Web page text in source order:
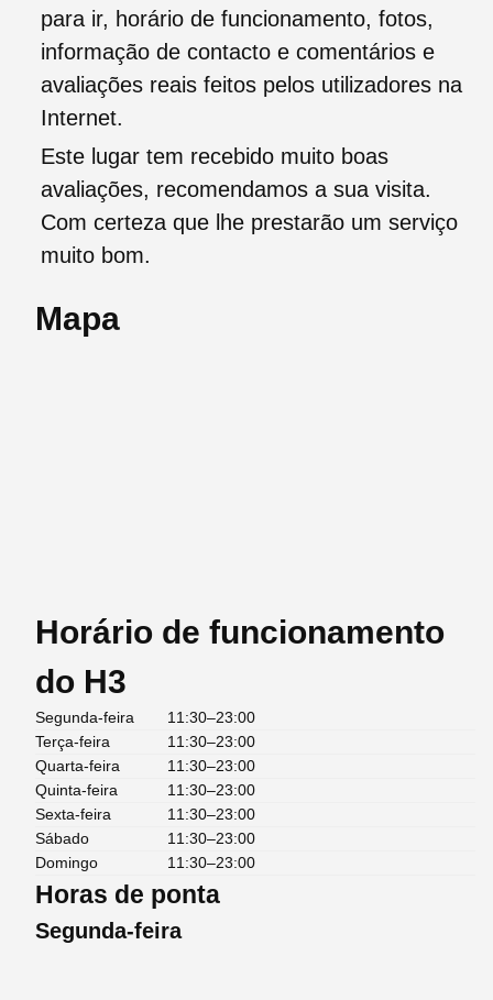
para ir, horário de funcionamento, fotos,
informação de contacto e comentários e
avaliações reais feitos pelos utilizadores na
Internet.
Este lugar tem recebido muito boas
avaliações, recomendamos a sua visita.
Com certeza que lhe prestarão um serviço
muito bom.
Mapa
Horário de funcionamento
do H3
Segunda-feira
11:30–23:00
Terça-feira
11:30–23:00
Quarta-feira
11:30–23:00
Quinta-feira
11:30–23:00
Sexta-feira
11:30–23:00
Sábado
11:30–23:00
Domingo
11:30–23:00
Horas de ponta
Segunda-feira